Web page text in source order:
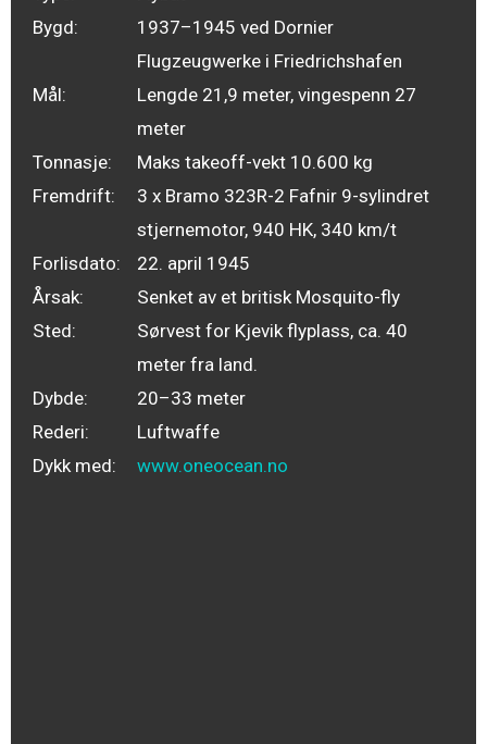
Bygd:
1937–1945 ved Dornier
Flugzeugwerke i Friedrichshafen
Mål:
Lengde 21,9 meter, vingespenn 27
meter
Tonnasje:
Maks takeoff-vekt 10.600 kg
Fremdrift:
3 x Bramo 323R-2 Fafnir 9-sylindret
stjernemotor, 940 HK, 340 km/t
Forlisdato:
22. april 1945
Årsak:
Senket av et britisk Mosquito-fly
Sted:
Sørvest for Kjevik flyplass, ca. 40
meter fra land.
Dybde:
20–33 meter
Rederi:
Luftwaffe
Dykk med:
www.oneocean.no